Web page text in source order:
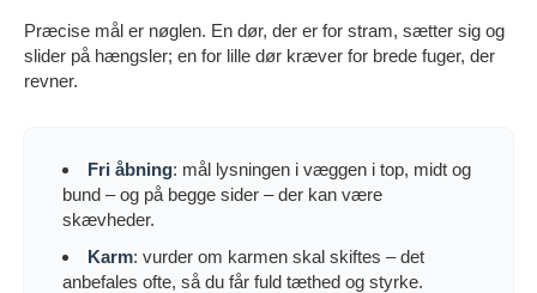
Præcise mål er nøglen. En dør, der er for stram, sætter sig og
slider på hængsler; en for lille dør kræver for brede fuger, der
revner.
Fri åbning: mål lysningen i væggen i top, midt og
bund – og på begge sider – der kan være
skævheder.
Karm: vurder om karmen skal skiftes – det
anbefales ofte, så du får fuld tæthed og styrke.